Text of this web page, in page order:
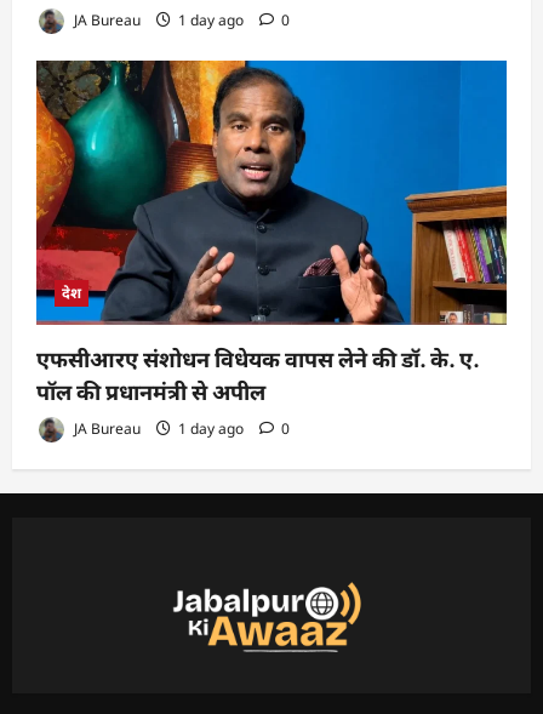
JA Bureau 1 day ago 0
देश
एफसीआरए संशोधन विधेयक वापस लेने की डॉ. के. ए.
पॉल की प्रधानमंत्री से अपील
JA Bureau 1 day ago 0